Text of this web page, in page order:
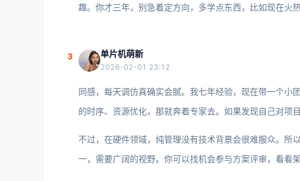
趣。你才三年，别急着定方向，多学点东西，比如现在火
3 单片机萌新
2026-02-01 23:12
同感，每天调仿真确实会腻。我七年经验，现在带一个小
的时序、资源优化，那就奔着专家去。如果发现自己对项
不过，在硬件领域，纯管理没有技术背景会很难服众。所
一，需要广阔的视野。你可以找机会参与方案评审，看看